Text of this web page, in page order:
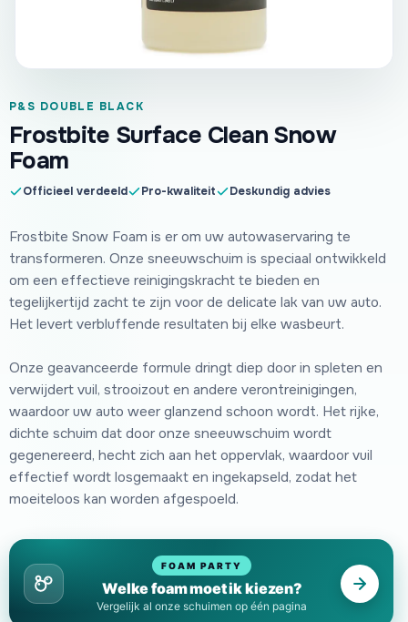
P&S DOUBLE BLACK
Frostbite Surface Clean Snow
Foam
Officieel verdeeld Pro-kwaliteit Deskundig advies
Frostbite Snow Foam is er om uw autowaservaring te
transformeren. Onze sneeuwschuim is speciaal ontwikkeld
om een effectieve reinigingskracht te bieden en
tegelijkertijd zacht te zijn voor de delicate lak van uw auto.
Het levert verbluffende resultaten bij elke wasbeurt.
Onze geavanceerde formule dringt diep door in spleten en
verwijdert vuil, strooizout en andere verontreinigingen,
waardoor uw auto weer glanzend schoon wordt. Het rijke,
dichte schuim dat door onze sneeuwschuim wordt
gegenereerd, hecht zich aan het oppervlak, waardoor vuil
effectief wordt losgemaakt en ingekapseld, zodat het
moeiteloos kan worden afgespoeld.
FOAM PARTY
Welke foam moet ik kiezen?
Vergelijk al onze schuimen op één pagina